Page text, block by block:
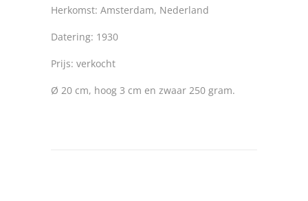
Herkomst: Amsterdam, Nederland
Datering: 1930
Prijs: verkocht
Ø 20 cm, hoog 3 cm en zwaar 250 gram.